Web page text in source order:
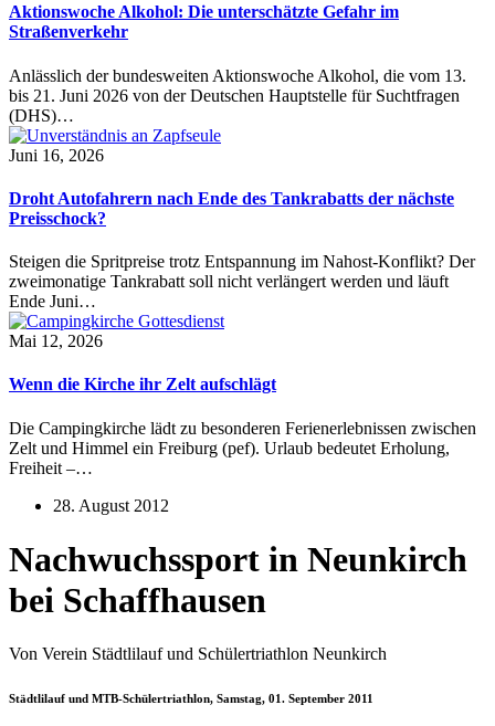
Aktionswoche Alkohol: Die unterschätzte Gefahr im
Straßenverkehr
Anlässlich der bundesweiten Aktionswoche Alkohol, die vom 13.
bis 21. Juni 2026 von der Deutschen Hauptstelle für Suchtfragen
(DHS)…
Juni 16, 2026
Droht Autofahrern nach Ende des Tankrabatts der nächste
Preisschock?
Steigen die Spritpreise trotz Entspannung im Nahost-Konflikt? Der
zweimonatige Tankrabatt soll nicht verlängert werden und läuft
Ende Juni…
Mai 12, 2026
Wenn die Kirche ihr Zelt aufschlägt
Die Campingkirche lädt zu besonderen Ferienerlebnissen zwischen
Zelt und Himmel ein Freiburg (pef). Urlaub bedeutet Erholung,
Freiheit –…
28. August 2012
Nachwuchssport in Neunkirch
bei Schaffhausen
Von Verein Städtlilauf und Schülertriathlon Neunkirch
Städtlilauf und MTB-Schülertriathlon, Samstag, 01. September 2011